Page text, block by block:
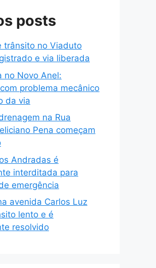
posts
trânsito no Viaduto
e via liberada
no Novo Anel:
problema mecânico
da via
na Rua
Pena começam
Andradas é
interditada para
emergência
avenida Carlos Luz
lento e é
resolvido